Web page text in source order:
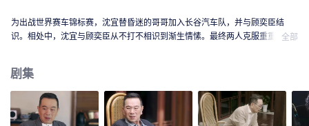
为出战世界赛车锦标赛，沈宜替昏迷的哥哥加入长谷汽车队，并与顾奕臣结
识。相处中，沈宜与顾奕臣从不打不相识到渐生情愫。最终两人克服重重困全部
剧集